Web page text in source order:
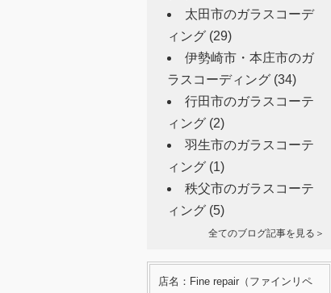
太田市のガラスコーデ
ィング (29)
伊勢崎市・本庄市のガ
ラスコーディング (34)
行田市のガラスコーテ
ィング (2)
羽生市のガラスコーテ
ィング (1)
秩父市のガラスコーテ
ィング (5)
全てのブログ記事を見る＞
店名：Fine repair（ファインリペ